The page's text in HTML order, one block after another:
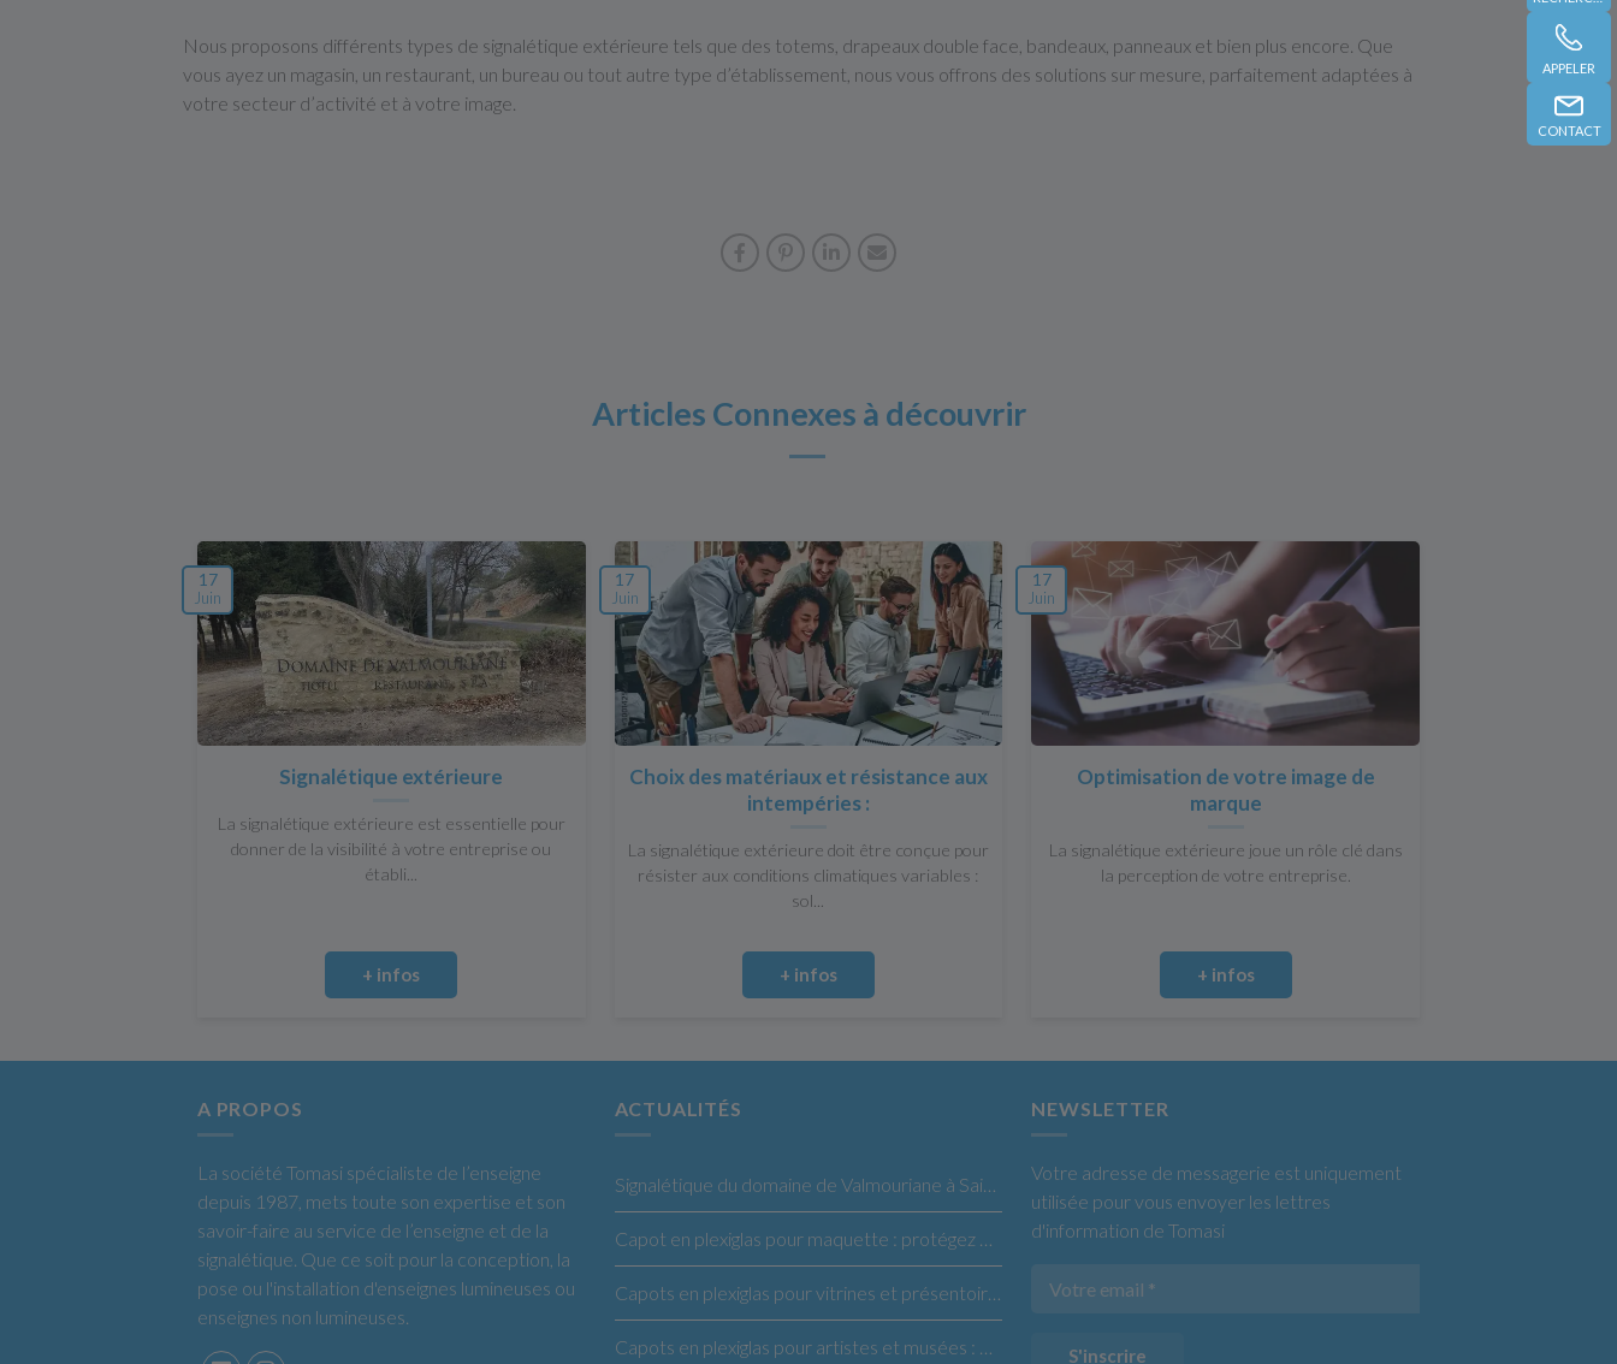
APPELER
CONTACT
Nous proposons différents types de signalétique extérieure tels que des totems, drapeaux double face, bandeaux, panneaux et bien plus encore. Que
vous ayez un magasin, un restaurant, un bureau ou tout autre type d’établissement, nous vous offrons des solutions sur mesure, parfaitement adaptées à
votre secteur d’activité et à votre image.
Articles Connexes à découvrir
17
Juin
Signalétique extérieure
La signalétique extérieure est essentielle pour
donner de la visibilité à votre entreprise ou
établi...
+ infos
17
Juin
Choix des matériaux et résistance aux
intempéries :
La signalétique extérieure doit être conçue pour
résister aux conditions climatiques variables :
sol...
+ infos
17
Juin
Optimisation de votre image de
marque
La signalétique extérieure joue un rôle clé dans
la perception de votre entreprise.
+ infos
A PROPOS
La société Tomasi spécialiste de l’enseigne
depuis 1987, mets toute son expertise et son
savoir-faire au service de l’enseigne et de la
signalétique. Que ce soit pour la conception, la
pose ou l'installation d'enseignes lumineuses ou
enseignes non lumineuses.
ACTUALITÉS
Signalétique du domaine de Valmouriane à Saint-Rémy de Provence
Capot en plexiglas pour maquette : protégez et sublimez vos créations
Capots en plexiglas pour vitrines et présentoirs : la solution idéale pour vos produits
Capots en plexiglas pour artistes et musées : protégez et exposez vos œuvres en toute confiance
NEWSLETTER
Votre adresse de messagerie est uniquement
utilisée pour vous envoyer les lettres
d'information de Tomasi
S'inscrire